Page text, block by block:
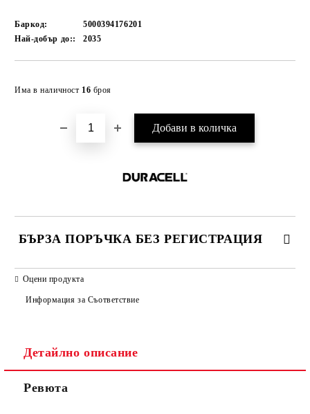
Баркод:
5000394176201
Най-добър до::
2035
Има в наличност 16 броя
БЪРЗА ПОРЪЧКА БЕЗ РЕГИСТРАЦИЯ
Съгласен съм с
Ние ще се свържем с вас в рамките на работния ден.
Оцени продукта
Информация за Съответствие
Детайлно описание
Ревюта